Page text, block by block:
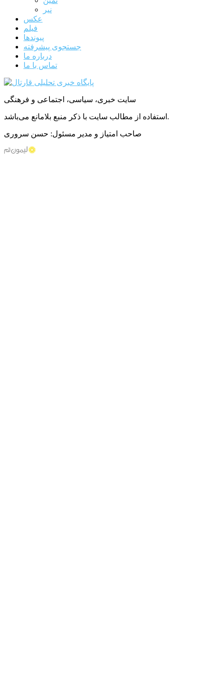
نیر
عکس
فیلم
پیوندها
جستجوی پیشرفته
درباره ما
تماس با ما
سایت خبری، سیاسی، اجتماعی و فرهنگی
استفاده از مطالب سایت با ذکر منبع بلامانع می‌باشد.
صاحب امتیاز و مدیر مسئول: حسن سروری